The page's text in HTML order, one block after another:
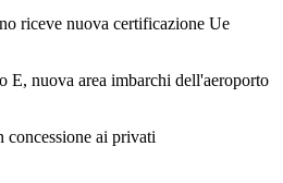
riceve nuova certificazione Ue
E, nuova area imbarchi dell'aeroporto
ai privati